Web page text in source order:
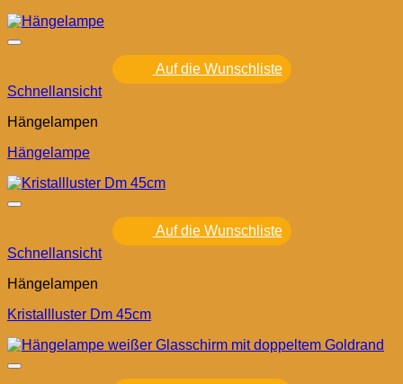
Auf die Wunschliste
Schnellansicht
Hängelampen
Hängelampe
Auf die Wunschliste
Schnellansicht
Hängelampen
Kristallluster Dm 45cm